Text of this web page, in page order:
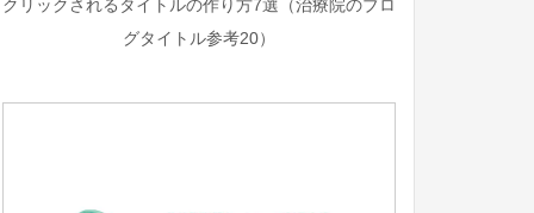
クリックされるタイトルの作り方7選（治療院のブロ
グタイトル参考20）